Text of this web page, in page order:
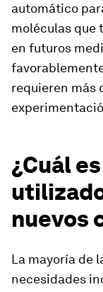
automático
moléculas que
en futuros
requieren más
¿Cuál
nuevos
La mayoría de
necesidades